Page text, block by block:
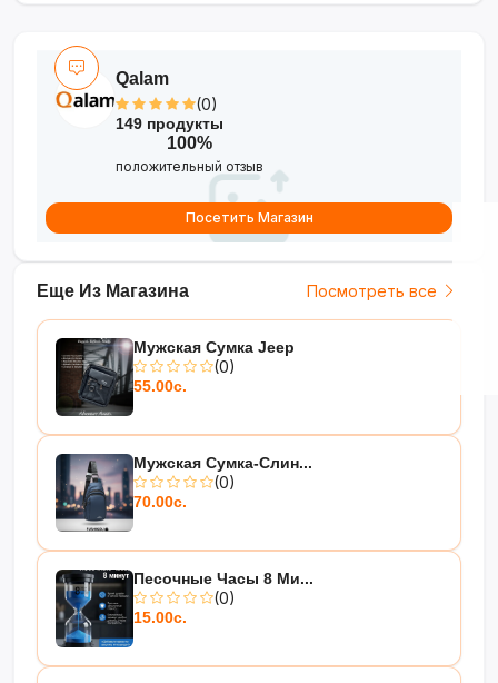
прорисовки и заливок
Еще Из Магазина Посмотреть все
Мужская Сумка Jeep
(0)
55.00с.
Мужская Сумка-Слин...
(0)
70.00с.
Песочные Часы 8 Ми...
(0)
15.00с.
Qalam
(0)
149 продукты
100%
положительный отзыв
Посетить Магазин